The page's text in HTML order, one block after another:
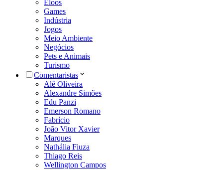
Eloos
Games
Indústria
Jogos
Meio Ambiente
Negócios
Pets e Animais
Turismo
Comentaristas
Alê Oliveira
Alexandre Simões
Edu Panzi
Emerson Romano
Fabrício
João Vitor Xavier
Marques
Nathália Fiuza
Thiago Reis
Wellington Campos